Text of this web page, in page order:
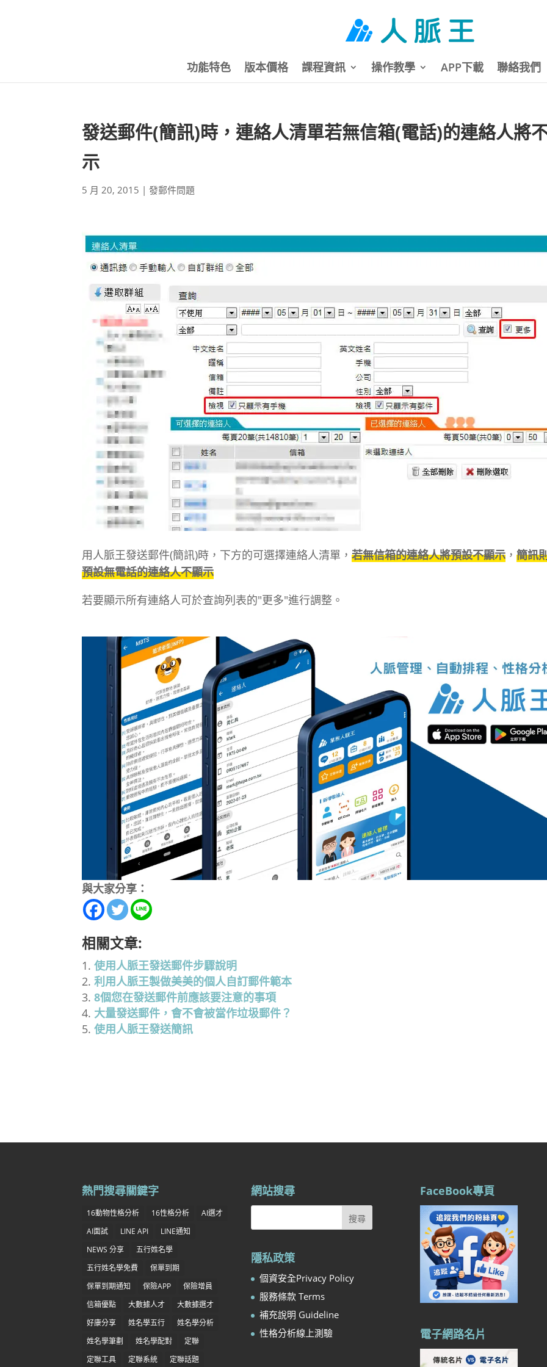
功能特色 版本價格 課程資訊 操作教學 APP下載 聯絡我們
發送郵件(簡訊)時，連絡人清單若無信箱(電話)的連絡人將
示
5 月 20, 2015 |發郵件問題
用人脈王發送郵件(簡訊)時，下方的可選擇連絡人清單，若無信箱的連絡人將預設不顯示 ，簡訊
預設無電話的連絡人不顯示
若要顯示所有連絡人可於查詢列表的"更多"進行調整。
與大家分享：
相關文章:
使用人脈王發送郵件步驟說明
利用人脈王製做美美的個人自訂郵件範本
8個您在發送郵件前應該要注意的事項
大量發送郵件，會不會被當作垃圾郵件？
使用人脈王發送簡訊
熱門搜尋關鍵字
16動物性格分析 16性格分析
AI選才
AI面試
LINE API
LINE通知
NEWS 分享
五行姓名學
五行姓名學免費
保單到期
保單到期通知
保險APP
保險增員
信箱優點
大數據人才
大數據選才
好康分享
姓名學五行
姓名學分析
姓名學筆劃
姓名學配對
定聯
定聯工具
定聯系統 定聯話題
網站搜尋
隱私政策
個資安全Privacy Policy
服務條款 Terms
補充說明 Guideline
性格分析線上測驗
FaceBook專頁
電子網路名片